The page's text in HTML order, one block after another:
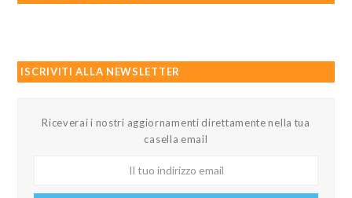
ISCRIVITI ALLA NEWSLETTER
Riceverai i nostri aggiornamenti direttamente nella tua
casella email